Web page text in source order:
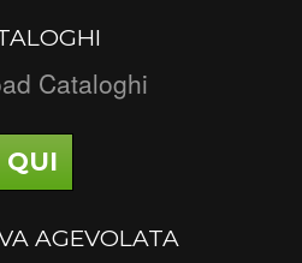
Cataloghi
QUI
AGEVOLATA